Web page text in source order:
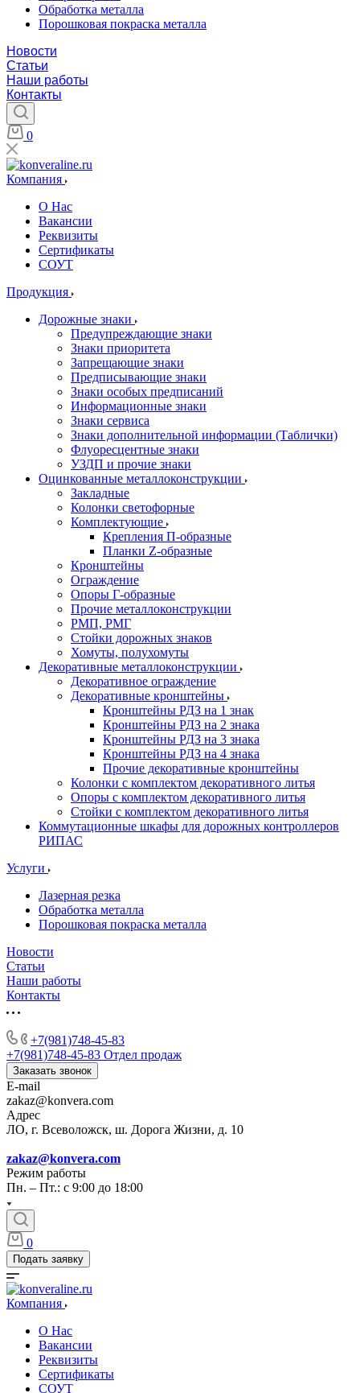
Обработка металла
Порошковая покраска металла
Новости
Статьи
Наши работы
Контакты
0
Компания
О Нас
Вакансии
Реквизиты
Сертификаты
СОУТ
Продукция
Дорожные знаки
Предупреждающие знаки
Знаки приоритета
Запрещающие знаки
Предписывающие знаки
Знаки особых предписаний
Информационные знаки
Знаки сервиса
Знаки дополнительной информации (Таблички)
Флуоресцентные знаки
УЗДП и прочие знаки
Оцинкованные металлоконструкции
Закладные
Колонки светофорные
Комплектующие
Крепления П-образные
Планки Z-образные
Кронштейны
Ограждение
Опоры Г-образные
Прочие металлоконструкции
РМП, РМГ
Стойки дорожных знаков
Хомуты, полухомуты
Декоративные металлоконструкции
Декоративное ограждение
Декоративные кронштейны
Кронштейны РДЗ на 1 знак
Кронштейны РДЗ на 2 знака
Кронштейны РДЗ на 3 знака
Кронштейны РДЗ на 4 знака
Прочие декоративные кронштейны
Колонки с комплектом декоративного литья
Опоры с комплектом декоративного литья
Стойки с комплектом декоративного литья
Коммутационные шкафы для дорожных контроллеров
РИПАС
Услуги
Лазерная резка
Обработка металла
Порошковая покраска металла
Новости
Статьи
Наши работы
Контакты
+7(981)748-45-83
+7(981)748-45-83 Отдел продаж
Заказать звонок
E-mail
zakaz@konvera.com
Адрес
ЛО, г. Всеволожск, ш. Дорога Жизни, д. 10
zakaz@konvera.com
Режим работы
Пн. – Пт.: с 9:00 до 18:00
0
Подать заявку
Компания
О Нас
Вакансии
Реквизиты
Сертификаты
СОУТ